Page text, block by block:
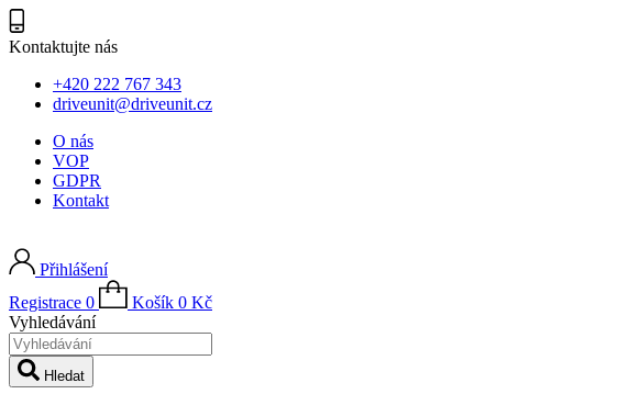
Kontaktujte nás
+420 222 767 343
driveunit@driveunit.cz
O nás
VOP
GDPR
Kontakt
Přihlášení
Registrace 0 Košík 0 Kč
Vyhledávání
Hledat